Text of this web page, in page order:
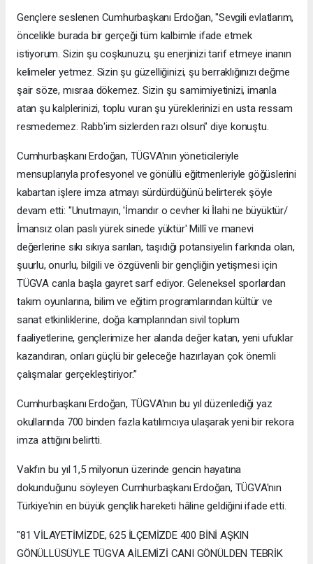
Gençlere seslenen Cumhurbaşkanı Erdoğan, "Sevgili evlatlarım,
öncelikle burada bir gerçeği tüm kalbimle ifade etmek
istiyorum. Sizin şu coşkunuzu, şu enerjinizi tarif etmeye inanın
kelimeler yetmez. Sizin şu güzelliğinizi, şu berraklığınızı değme
şair söze, mısraa dökemez. Sizin şu samimiyetinizi, imanla
atan şu kalplerinizi, toplu vuran şu yüreklerinizi en usta ressam
resmedemez. Rabb'im sizlerden razı olsun" diye konuştu.
Cumhurbaşkanı Erdoğan, TÜGVA'nın yöneticileriyle
mensuplarıyla profesyonel ve gönüllü eğitmenleriyle göğüslerini
kabartan işlere imza atmayı sürdürdüğünü belirterek şöyle
devam etti: "Unutmayın, 'İmandır o cevher ki İlahi ne büyüktür/
İmansız olan paslı yürek sinede yüktür' Millî ve manevi
değerlerine sıkı sıkıya sarılan, taşıdığı potansiyelin farkında olan,
şuurlu, onurlu, bilgili ve özgüvenli bir gençliğin yetişmesi için
TÜGVA canla başla gayret sarf ediyor. Geleneksel sporlardan
takım oyunlarına, bilim ve eğitim programlarından kültür ve
sanat etkinliklerine, doğa kamplarından sivil toplum
faaliyetlerine, gençlerimize her alanda değer katan, yeni ufuklar
kazandıran, onları güçlü bir geleceğe hazırlayan çok önemli
çalışmalar gerçekleştiriyor.”
Cumhurbaşkanı Erdoğan, TÜGVA'nın bu yıl düzenlediği yaz
okullarında 700 binden fazla katılımcıya ulaşarak yeni bir rekora
imza attığını belirtti.
Vakfın bu yıl 1,5 milyonun üzerinde gencin hayatına
dokunduğunu söyleyen Cumhurbaşkanı Erdoğan, TÜGVA'nın
Türkiye'nin en büyük gençlik hareketi hâline geldiğini ifade etti.
"81 VİLAYETİMİZDE, 625 İLÇEMİZDE 400 BİNİ AŞKIN
GÖNÜLLÜSÜYLE TÜGVA AİLEMİZİ CANI GÖNÜLDEN TEBRİK